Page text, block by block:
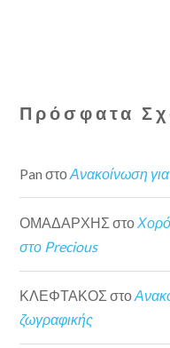
Πρόσφατα
Pan στοΑνακοίνωση
ΟΜΑΔΑΡΧΗΣ στο
στο Precious
ΚΛΕΦΤΑΚΟΣ στο
ζωγραφικής